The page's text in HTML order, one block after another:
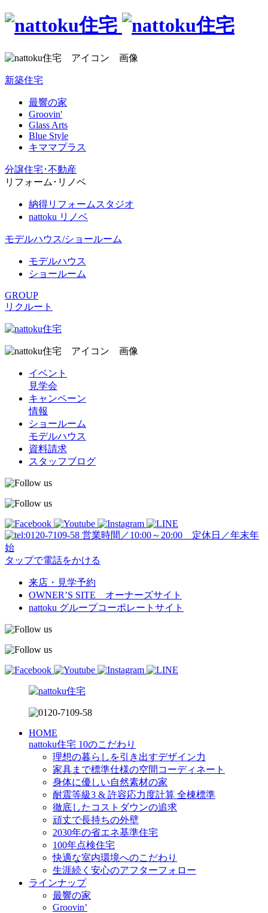
新築住宅
最響の家
Groovin'
Glass Arts
Blue Style
キママプラス
分譲住宅･不動産
リフォーム･リノベ
納得リフォームスタジオ
nattoku リノベ
モデルハウス/ショールーム
モデルハウス
ショールーム
GROUP
リクルート
イベント
見学会
キャンペーン
情報
ショールーム
モデルハウス
資料請求
スタッフブログ
営業時間／10:00～20:00 定休日／年末年
始
タップで電話をかける
来店・見学予約
OWNER’S SITE オーナーズサイト
nattoku グループコーポレートサイト
HOME
nattoku住宅 10のこだわり
理想の暮らしを引き出すデザイン力
家具まで標準仕様の空間コーディネート
身体に優しい自然素材の家
耐震等級3 & 許容応力度計算 全棟標準
徹底したコストダウンの追求
頑丈で長持ちの外壁
2030年の省エネ基準住宅
100年点検住宅
快適な室内環境へのこだわり
生涯続く安心のアフターフォロー
ラインナップ
最響の家
Groovin’